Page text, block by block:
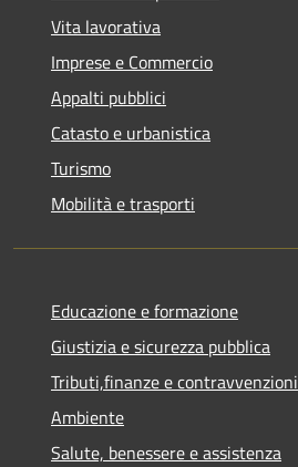
Vita lavorativa
Imprese e Commercio
Appalti pubblici
Catasto e urbanistica
Turismo
Mobilità e trasporti
Educazione e formazione
Giustizia e sicurezza pubblica
Tributi,finanze e contravvenzioni
Ambiente
Salute, benessere e assistenza